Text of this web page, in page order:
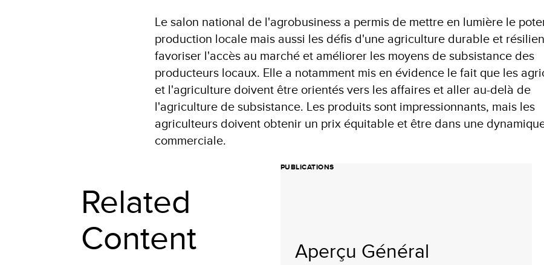
Le salon national de l'agrobusiness a permis de mettre en lumière le
production locale mais aussi les défis d'une agriculture durable et
favoriser l'accès au marché et améliorer les moyens de subsistance des
producteurs locaux. Elle a notamment mis en évidence le fait que les
et l'agriculture doivent être orientés vers les affaires et aller au-delà de
l'agriculture de subsistance. Les produits sont impressionnants, mais les
agriculteurs doivent obtenir un prix équitable et être dans une
commerciale.
Related
Content
PUBLICATIONS
Aperçu Général